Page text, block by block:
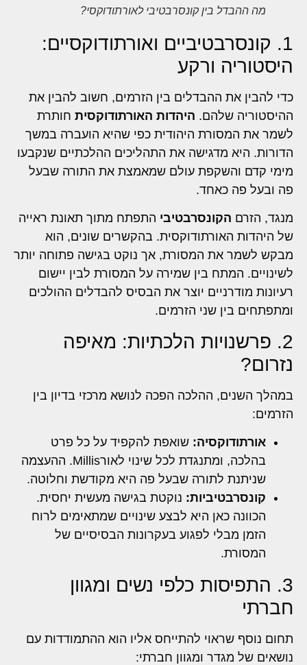
מה ההבדל בין קונסרבטיבי לאורתודוקסי?
1. קונסרבטיביים ואורתודוקסיים:
היסטוריה ורקע
כדי להבין את ההבדלים בין הזרמים, חשוב להבין את
ההיסטוריה שלהם.היהדות האורתודוקסיתחותרת
לשמר את המסורת היהודית כפי שהיא הועברה במשך
הדורות. היא מדגישה את התהליכים ההלכתיים שנקבעו
מימי קדם והשקפת עולם שמאמצת את התורה שבעל
פה ובעל פה כאחד.
מנגד, הזרםהקונסרבטיביהתפתח מתוך תאונת ראייה
של היהדות האורתודוקסית. בהקשרים שונים, הוא
מבקש לשמר את המסורת, אך נוקט בגישה פתוחה יותר
לשינויים. המתח בין שמירה על המסורת לבין יישום
רעיונות מודרניים יוצר את הבסיס להבדלים ההולכים
ומתפתחים בין שני הזרמים.
2. פרשנויות הלכתיות: מאיפה
נזרום?
במהלך השנים, ההלכה הפכה לנושא מרכזי בדיון בין
הזרמים:
אורתודוקסיה:שואפת להקפיד על כל פרט
בהלכה, ומתנגדת לכל שינוי לאורMillis. ההעצמה
שניתנת לתורה שבעל פה היא מקודשת וחלוטה.
קונסרבטיביות:נוקטת בגישה מעשית יחסית.
הכוונה כאן היא לבצע שינויים שמתאימים לרוח
הזמן מבלי לפגוע בעקרונות הבסיסיים של
המסורת.
3. התפיסות כלפי נשים ומגוון
חברתי
תחום נוסף שראוי להתייחס אליו הוא ההתמודדות עם
נושאים של מגדר ומגוון חברתי: